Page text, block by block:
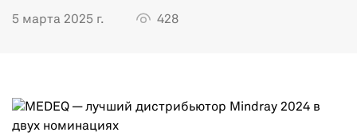
5 марта 2025 г. 428